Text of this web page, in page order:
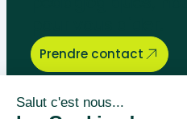
Prendre contact
Bégénat